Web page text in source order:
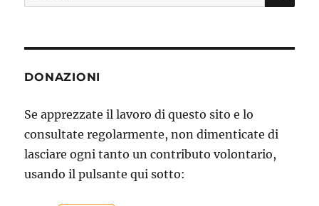
DONAZIONI
Se apprezzate il lavoro di questo sito e lo
consultate regolarmente, non dimenticate di
lasciare ogni tanto un contributo volontario,
usando il pulsante qui sotto: